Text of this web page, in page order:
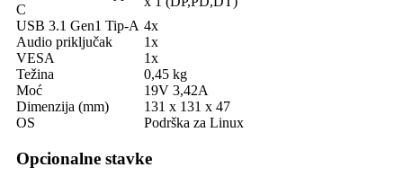
C
USB 3.1 Gen1 Tip-A 4x
Audio priključak
1x
VESA
1x
Težina
0,45 kg
Moć
19V 3,42A
Dimenzija (mm)
131 x 131 x 47
OS
Podrška za Linux
Opcionalne stavke